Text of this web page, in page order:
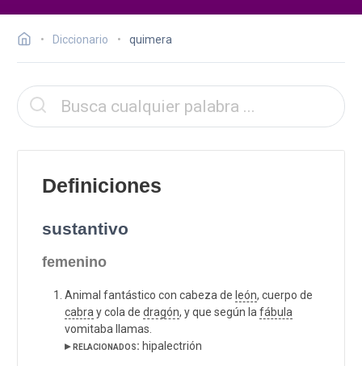
Diccionario quimera
Definiciones
sustantivo
femenino
Animal fantástico con cabeza de león, cuerpo de
cabra y cola de dragón, y que según la fábula
vomitaba llamas.
▸ relacionados: hipalectrión